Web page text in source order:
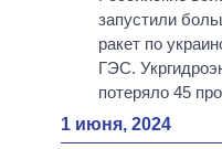
запустили
ракет по
ГЭС.
потеряло 45
1 июня, 2024